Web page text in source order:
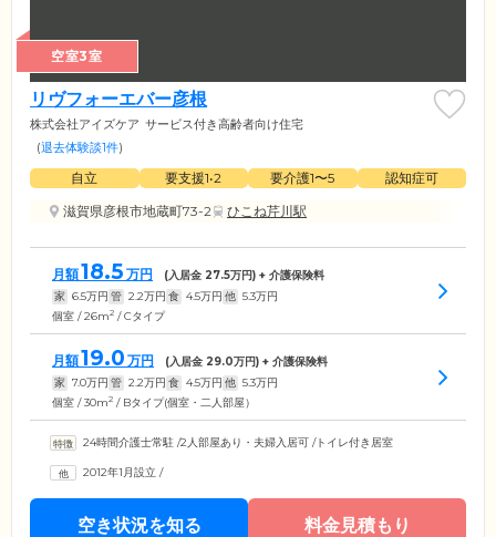
空室3室
リヴフォーエバー彦根
株式会社アイズケア サービス付き高齢者向け住宅
(退去体験談1件)
自立 要支援1•2 要介護1〜5
認知症可
滋賀県彦根市地蔵町73-2
ひこね芹川駅
月額18.5 万円 (入居金 27.5万円) + 介護保険料
家 6.5万円 管 2.2万円 食 4.5万円 他 5.3万円
個室 / 26m2 / Cタイプ
月額19.0 万円 (入居金 29.0万円) + 介護保険料
家 7.0万円 管 2.2万円 食 4.5万円 他 5.3万円
個室 / 30m2 / Bタイプ(個室・二人部屋）
24時間介護士常駐 /2人部屋あり・夫婦入居可 /トイレ付き居室
2012年1月設立 /
空き状況を知る 料金見積もり